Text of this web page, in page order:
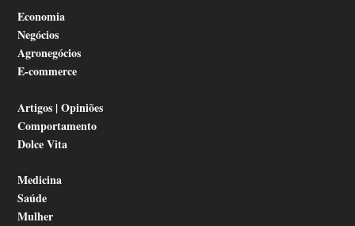
Economia
Negócios
Agronegócios
E-commerce
Artigos | Opiniões
Comportamento
Dolce Vita
Medicina
Saúde
Mulher